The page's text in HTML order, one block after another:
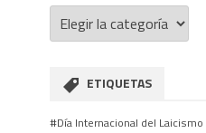
Categorías
ETIQUETAS
#Día Internacional del Laicismo